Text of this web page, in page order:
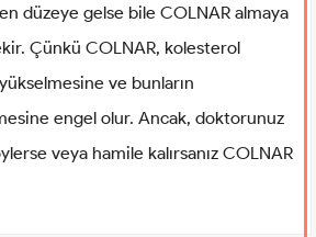
düzeye gelse bile COLNAR almaya
Çünkü COLNAR, kolesterol
ve bunların
engel olur. Ancak, doktorunuz
veya hamile kalırsanız COLNAR